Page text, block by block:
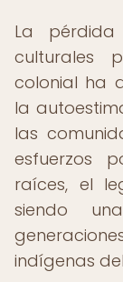
La
culturales
colonial ha
la
las
esfuerzos
raíces, el
siendo
indígenas